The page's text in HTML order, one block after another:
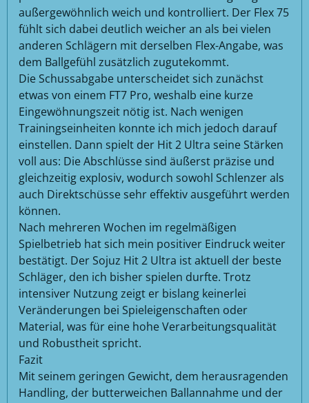
außergewöhnlich weich und kontrolliert. Der Flex 75
fühlt sich dabei deutlich weicher an als bei vielen
anderen Schlägern mit derselben Flex-Angabe, was
dem Ballgefühl zusätzlich zugutekommt.
Die Schussabgabe unterscheidet sich zunächst
etwas von einem FT7 Pro, weshalb eine kurze
Eingewöhnungszeit nötig ist. Nach wenigen
Trainingseinheiten konnte ich mich jedoch darauf
einstellen. Dann spielt der Hit 2 Ultra seine Stärken
voll aus: Die Abschlüsse sind äußerst präzise und
gleichzeitig explosiv, wodurch sowohl Schlenzer als
auch Direktschüsse sehr effektiv ausgeführt werden
können.
Nach mehreren Wochen im regelmäßigen
Spielbetrieb hat sich mein positiver Eindruck weiter
bestätigt. Der Sojuz Hit 2 Ultra ist aktuell der beste
Schläger, den ich bisher spielen durfte. Trotz
intensiver Nutzung zeigt er bislang keinerlei
Veränderungen bei Spieleigenschaften oder
Material, was für eine hohe Verarbeitungsqualität
und Robustheit spricht.
Fazit
Mit seinem geringen Gewicht, dem herausragenden
Handling, der butterweichen Ballannahme und der